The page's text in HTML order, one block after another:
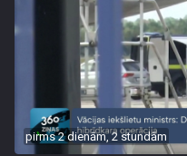
pirms 2 dienām, 2 stundām